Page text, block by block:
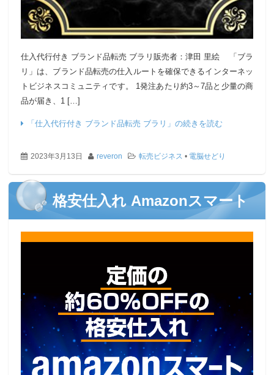
仕入代行付き ブランド品転売 ブラリ販売者：津田 里絵 「ブラ
リ」は、ブランド品転売の仕入ルートを確保できるインターネッ
トビジネスコミュニティです。 1発注あたり約3～7品と少量の商
品が届き、1 […]
「仕入代行付き ブランド品転売 ブラリ」の続きを読む
2023年3月13日 reveron 転売ビジネス • 電脳せどり
格安仕入れ Amazonスマート